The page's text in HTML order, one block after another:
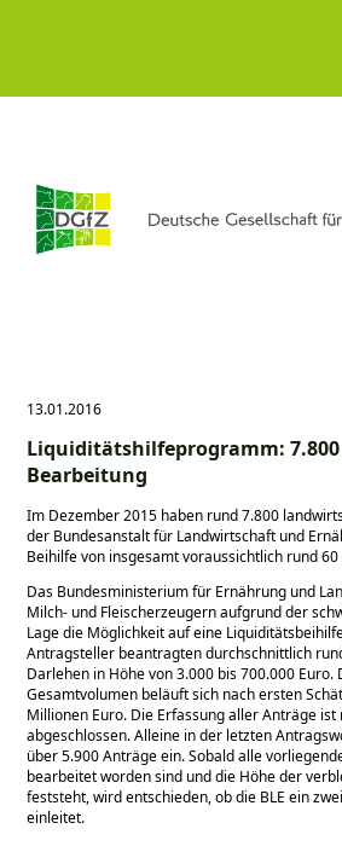
13.01.2016
Liquiditätshilfeprogramm:
Bearbeitung
Im Dezember 2015 haben rund 7.800
der Bundesanstalt für Landwirtschaft und
Beihilfe von insgesamt voraussichtlich rund
Das Bundesministerium für Ernährung und
Milch- und Fleischerzeugern aufgrund der
Lage die Möglichkeit auf eine
Antragsteller beantragten durchschnittlich
Darlehen in Höhe von 3.000 bis 700.000 Euro.
Gesamtvolumen beläuft sich nach ersten
Millionen Euro. Die Erfassung aller Anträge ist
abgeschlossen. Alleine in der letzten
über 5.900 Anträge ein. Sobald alle
bearbeitet worden sind und die Höhe der
feststeht, wird entschieden, ob die BLE ein
einleitet.